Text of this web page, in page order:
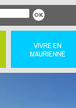
VIVRE EN
MAURIENNE